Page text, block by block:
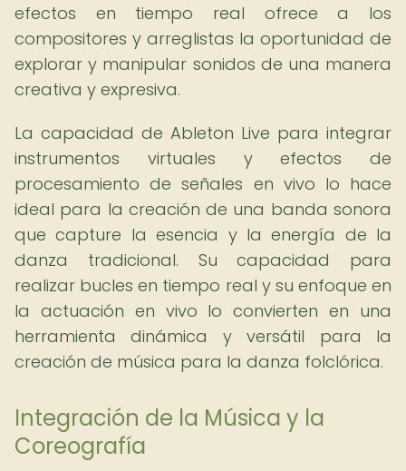
efectos en tiempo real ofrece a los
compositores y arreglistas la oportunidad de
explorar y manipular sonidos de una manera
creativa y expresiva.
La capacidad de Ableton Live para integrar
instrumentos virtuales y efectos de
procesamiento de señales en vivo lo hace
ideal para la creación de una banda sonora
que capture la esencia y la energía de la
danza tradicional. Su capacidad para
realizar bucles en tiempo real y su enfoque en
la actuación en vivo lo convierten en una
herramienta dinámica y versátil para la
creación de música para la danza folclórica.
Integración de la Música y la
Coreografía